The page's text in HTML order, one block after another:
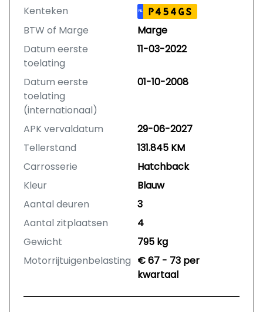
Kenteken NL P454GS
BTW of Marge
Marge
Datum eerste
toelating
11-03-2022
Datum eerste
toelating
(internationaal)
01-10-2008
APK vervaldatum
29-06-2027
Tellerstand
131.845 KM
Carrosserie
Hatchback
Kleur
Blauw
Aantal deuren
3
Aantal zitplaatsen
4
Gewicht
795 kg
Motorrijtuigenbelasting € 67 - 73 per
kwartaal